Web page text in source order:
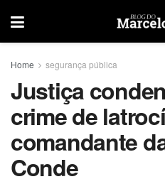
Home segurança pública
Justiça
crime de
comandante
Conde